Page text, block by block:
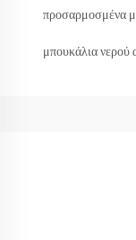
προσαρμοσμένα
μπουκάλια νερού